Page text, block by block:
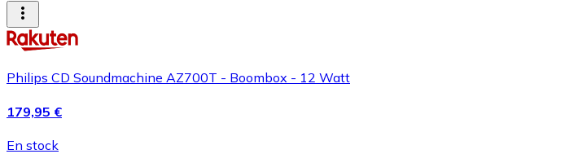
Philips CD Soundmachine AZ700T - Boombox - 12 Watt
179,95 €
En stock